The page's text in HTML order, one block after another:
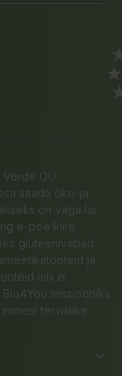
Verde OÜ
saada öko-ja
on väga lai
e-poe kiire
gluteenivabad
ja
mis ei
missiooniks
tervislike
keyboard_arrow_down